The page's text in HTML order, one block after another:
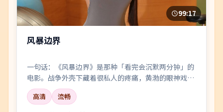
99:17
风暴边界
一句话：《风暴边界》是那种「看完会沉默两分钟」的
电影。战争外壳下藏着很私人的疼痛，黄渤的眼神戏尤
其要命。
高清
流畅